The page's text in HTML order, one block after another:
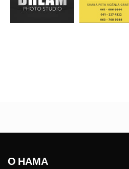
О НАМА